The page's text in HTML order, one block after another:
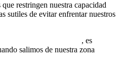
restringen nuestra capacidad
sutiles de evitar enfrentar nuestros
, es
salimos de nuestra zona